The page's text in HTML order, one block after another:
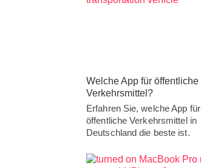
Welche App für öffentliche
Verkehrsmittel?
Erfahren Sie, welche App für
öffentliche Verkehrsmittel in
Deutschland die beste ist.